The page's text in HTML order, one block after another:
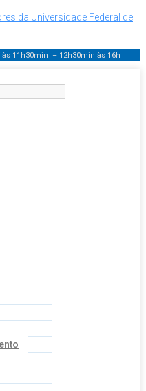
da Universidade Federal de
às 11h30min – 12h30min às 16h